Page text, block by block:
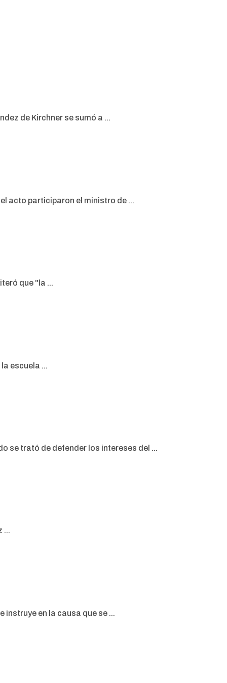
de Kirchner se sumó a ...
acto participaron el ministro de ...
que "la ...
escuela ...
se trató de defender los intereses del ...
...
en la causa que se ...